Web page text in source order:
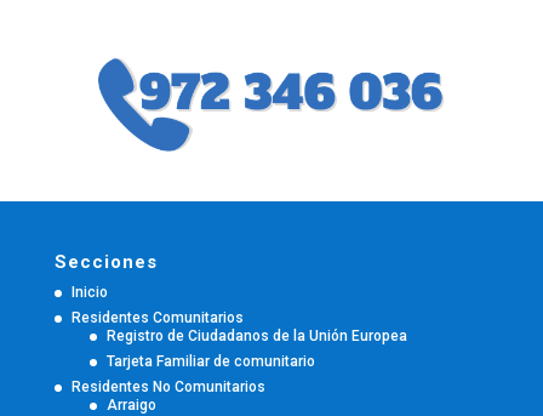
Secciones
Inicio
Residentes Comunitarios
Registro de Ciudadanos de la Unión Europea
Tarjeta Familiar de comunitario
Residentes No Comunitarios
Arraigo